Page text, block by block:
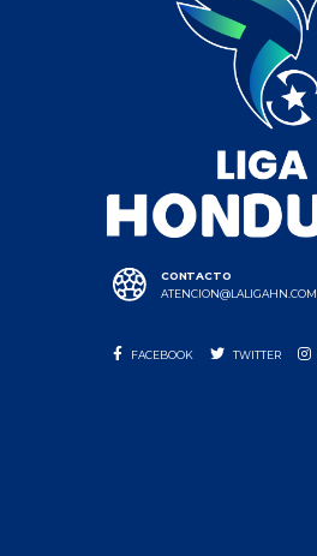
CONTACTO
ATENCION@LALIGAHN.COM
FACEBOOK TWITTER